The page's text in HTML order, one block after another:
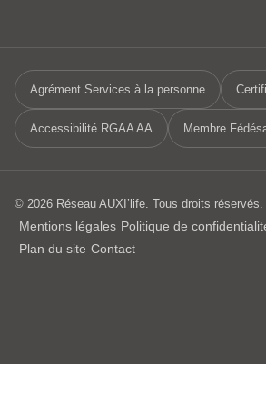
Agrément Services à la personne
Accessibilité RGAA AA Membre
© 2026 Réseau AUXI’life. Tous droits réservés.
Mentions légales Politique de
Plan du site Contact